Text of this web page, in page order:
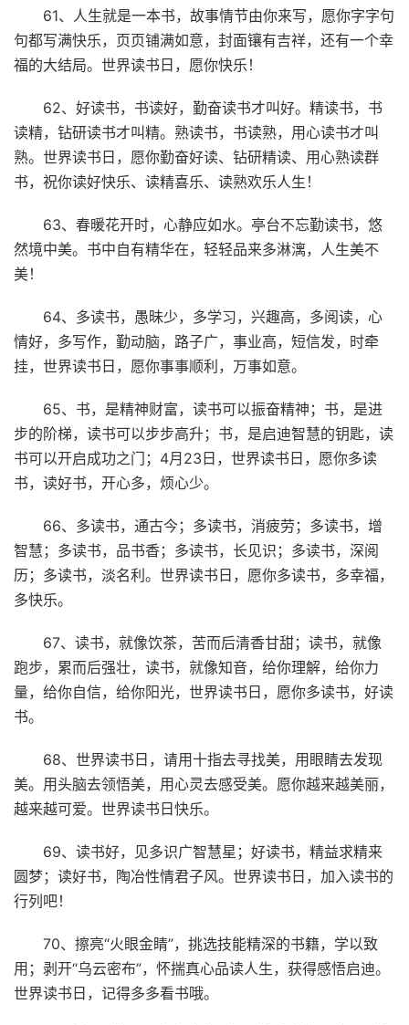
61、人生就是一本书，故事情节由你来写，愿你字字句
句都写满快乐，页页铺满如意，封面镶有吉祥，还有一个幸
福的大结局。世界读书日，愿你快乐！
62、好读书，书读好，勤奋读书才叫好。精读书，书
读精，钻研读书才叫精。熟读书，书读熟，用心读书才叫
熟。世界读书日，愿你勤奋好读、钻研精读、用心熟读群
书，祝你读好快乐、读精喜乐、读熟欢乐人生！
63、春暖花开时，心静应如水。亭台不忘勤读书，悠
然境中美。书中自有精华在，轻轻品来多淋漓，人生美不
美！
64、多读书，愚昧少，多学习，兴趣高，多阅读，心
情好，多写作，勤动脑，路子广，事业高，短信发，时牵
挂，世界读书日，愿你事事顺利，万事如意。
65、书，是精神财富，读书可以振奋精神；书，是进
步的阶梯，读书可以步步高升；书，是启迪智慧的钥匙，读
书可以开启成功之门；4月23日，世界读书日，愿你多读
书，读好书，开心多，烦心少。
66、多读书，通古今；多读书，消疲劳；多读书，增
智慧；多读书，品书香；多读书，长见识；多读书，深阅
历；多读书，淡名利。世界读书日，愿你多读书，多幸福，
多快乐。
67、读书，就像饮茶，苦而后清香甘甜；读书，就像
跑步，累而后强壮，读书，就像知音，给你理解，给你力
量，给你自信，给你阳光，世界读书日，愿你多读书，好读
书。
68、世界读书日，请用十指去寻找美，用眼睛去发现
美。用头脑去领悟美，用心灵去感受美。愿你越来越美丽，
越来越可爱。世界读书日快乐。
69、读书好，见多识广智慧星；好读书，精益求精来
圆梦；读好书，陶冶性情君子风。世界读书日，加入读书的
行列吧！
70、擦亮“火眼金睛”，挑选技能精深的书籍，学以致
用；剥开“乌云密布”，怀揣真心品读人生，获得感悟启迪。
世界读书日，记得多多看书哦。